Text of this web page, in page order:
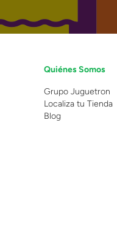
Quiénes Somos
Grupo Juguetron
Localiza tu Tienda
Blog